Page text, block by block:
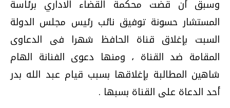
وسبق أن قضت محكمة القضاء الاداري برئاسة
المستشار حسونة توفيق نائب رئيس مجلس الدولة
السبت بإغلاق قناة الحافظ شهرا فى الدعاوى
المقامة ضد القناة ، ومنها دعوى الفنانة الهام
شاهين المطالبة بإغلاقها بسبب قيام عبد الله بدر
أحد الدعاة على القناة بسبها .